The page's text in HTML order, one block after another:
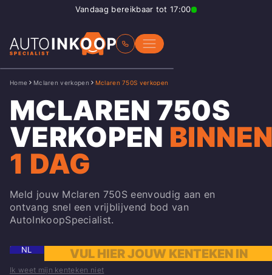
Vandaag bereikbaar tot 17:00
Home Mclaren verkopen Mclaren 750S verkopen
MCLAREN 750S
VERKOPEN
1 DAG
Meld jouw Mclaren 750S eenvoudig aan en
ontvang snel een vrijblijvend bod van
AutoInkoopSpecialist.
NL
Ik weet mijn kenteken niet